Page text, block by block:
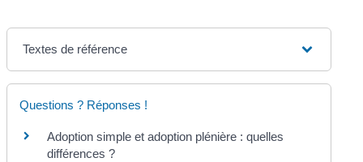
Textes de référence
Questions ? Réponses !
Adoption simple et adoption plénière : quelles
différences ?